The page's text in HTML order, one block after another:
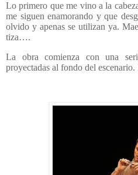
Lo primero que me vino a la
me siguen enamorando y que
olvido y apenas se utilizan ya.
tiza….
La obra comienza con una
proyectadas al fondo del